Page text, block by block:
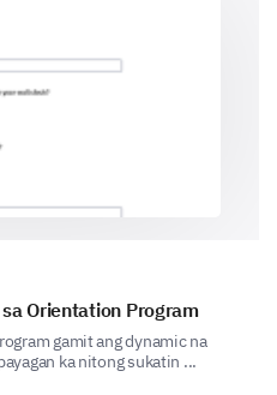
Orientation Program
gamit ang dynamic na
ka nitong sukatin ...